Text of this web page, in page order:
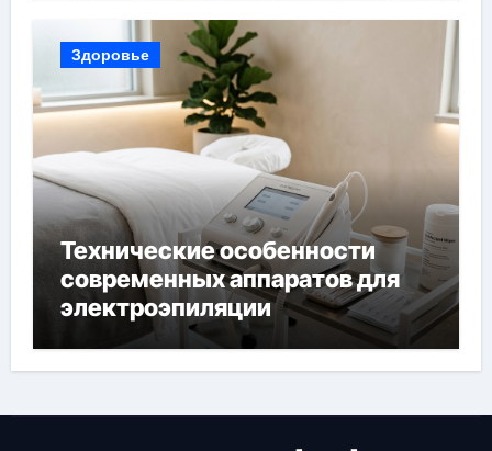
Здоровье
Технические особенности
современных аппаратов для
электроэпиляции